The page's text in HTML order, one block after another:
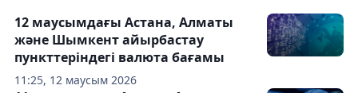
11:25, 12 маусым 2026
12 маусымдағы Астана, Алматы
және Шымкент айырбастау
пункттеріндегі валюта бағамы